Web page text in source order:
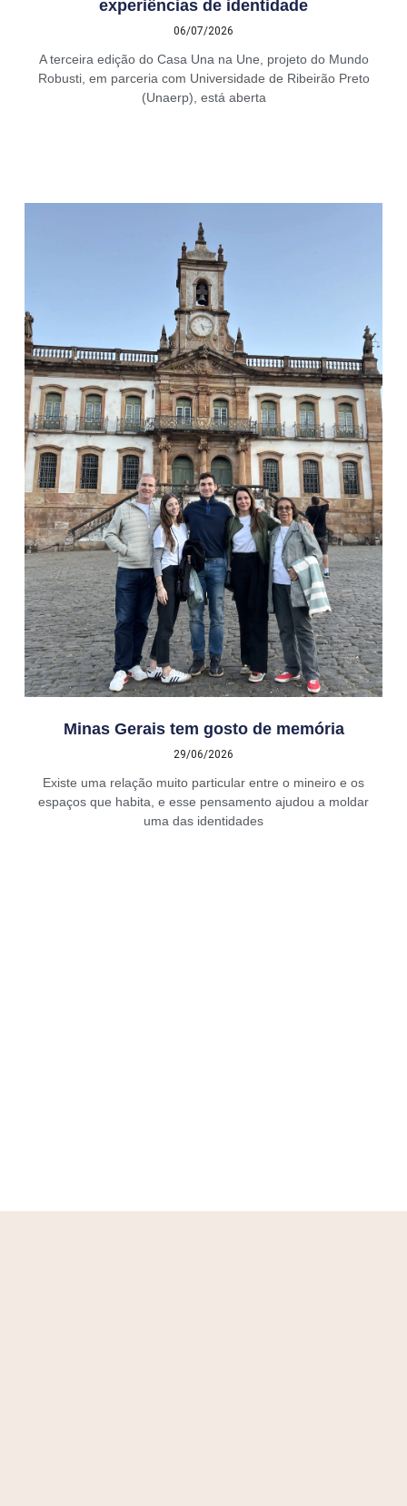
experiências de identidade
06/07/2026
A terceira edição do Casa Una na Une, projeto do Mundo
Robusti, em parceria com Universidade de Ribeirão Preto
(Unaerp), está aberta
Minas Gerais tem gosto de memória
29/06/2026
Existe uma relação muito particular entre o mineiro e os
espaços que habita, e esse pensamento ajudou a moldar
uma das identidades